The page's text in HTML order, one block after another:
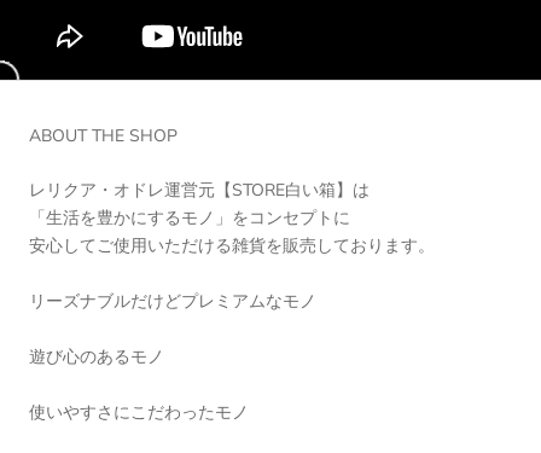
ABOUT THE SHOP
レリクア・オドレ運営元【STORE白い箱】は
「生活を豊かにするモノ」をコンセプトに
安心してご使用いただける雑貨を販売しております。
リーズナブルだけどプレミアムなモノ
遊び心のあるモノ
使いやすさにこだわったモノ